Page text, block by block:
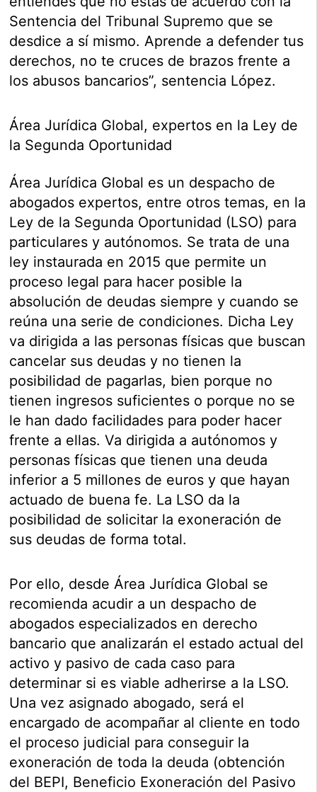
Sentencia del Tribunal Supremo que se
desdice a sí mismo. Aprende a defender tus
derechos, no te cruces de brazos frente a
los abusos bancarios”, sentencia López.
Área Jurídica Global, expertos en la Ley de
la Segunda Oportunidad
Área Jurídica Global es un despacho de
abogados expertos, entre otros temas, en la
Ley de la Segunda Oportunidad (LSO) para
particulares y autónomos. Se trata de una
ley instaurada en 2015 que permite un
proceso legal para hacer posible la
absolución de deudas siempre y cuando se
reúna una serie de condiciones. Dicha Ley
va dirigida a las personas físicas que buscan
cancelar sus deudas y no tienen la
posibilidad de pagarlas, bien porque no
tienen ingresos suficientes o porque no se
le han dado facilidades para poder hacer
frente a ellas. Va dirigida a autónomos y
personas físicas que tienen una deuda
inferior a 5 millones de euros y que hayan
actuado de buena fe. La LSO da la
posibilidad de solicitar la exoneración de
sus deudas de forma total.
Por ello, desde Área Jurídica Global se
recomienda acudir a un despacho de
abogados especializados en derecho
bancario que analizarán el estado actual del
activo y pasivo de cada caso para
determinar si es viable adherirse a la LSO.
Una vez asignado abogado, será el
encargado de acompañar al cliente en todo
el proceso judicial para conseguir la
exoneración de toda la deuda (obtención
del BEPI, Beneficio Exoneración del Pasivo